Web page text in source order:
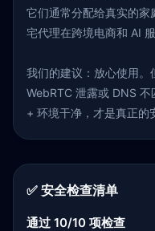
它们通常分配给真实的家
宅代理在跨境电商和 AI
我们的建议：放心使用。
WebRTC 泄露或 DNS
+ 环境干净，才是真正的
✅ 安全检查清单
通过 10/10 项检查